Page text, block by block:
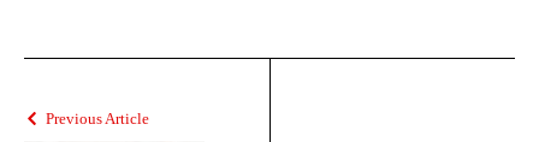
Previous Article